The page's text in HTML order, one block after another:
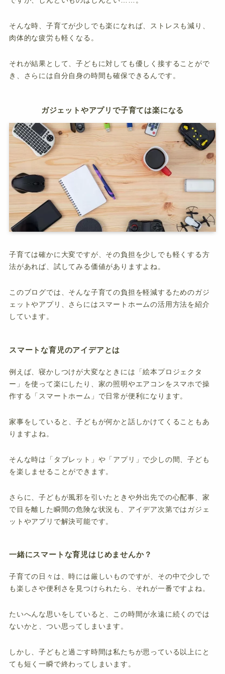
そんな時、子育てが少しでも楽になれば、ストレスも減り、
肉体的な疲労も軽くなる。
それが結果として、子どもに対しても優しく接することがで
き、さらには自分自身の時間も確保できるんです。
ガジェットやアプリで子育ては楽になる
子育ては確かに大変ですが、その負担を少しでも軽くする方
法があれば、試してみる価値がありますよね。
このブログでは、そんな子育ての負担を軽減するためのガジ
ェットやアプリ、さらにはスマートホームの活用方法を紹介
しています。
スマートな育児のアイデアとは
例えば、寝かしつけが大変なときには「絵本プロジェクタ
ー」を使って楽にしたり、家の照明やエアコンをスマホで操
作する「スマートホーム」で日常が便利になります。
家事をしていると、子どもが何かと話しかけてくることもあ
りますよね。
そんな時は「タブレット」や「アプリ」で少しの間、子ども
を楽しませることができます。
さらに、子どもが風邪を引いたときや外出先での心配事、家
で目を離した瞬間の危険な状況も、アイデア次第ではガジェ
ットやアプリで解決可能です。
一緒にスマートな育児はじめませんか？
子育ての日々は、時には厳しいものですが、その中で少しで
も楽しさや便利さを見つけられたら、それが一番ですよね。
たいへんな思いをしていると、この時間が永遠に続くのでは
ないかと、つい思ってしまいます。
しかし、子どもと過ごす時間は私たちが思っている以上にと
ても短く一瞬で終わってしまいます。